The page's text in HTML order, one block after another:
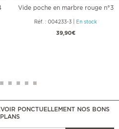
Vide poche en marbre rouge n°3
Réf. : 004233-3 En stock
39,90€
PONCTUELLEMENT NOS BONS
PLANS